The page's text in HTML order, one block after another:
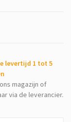
levertijd 1 tot 5
magazijn of
via de leverancier.